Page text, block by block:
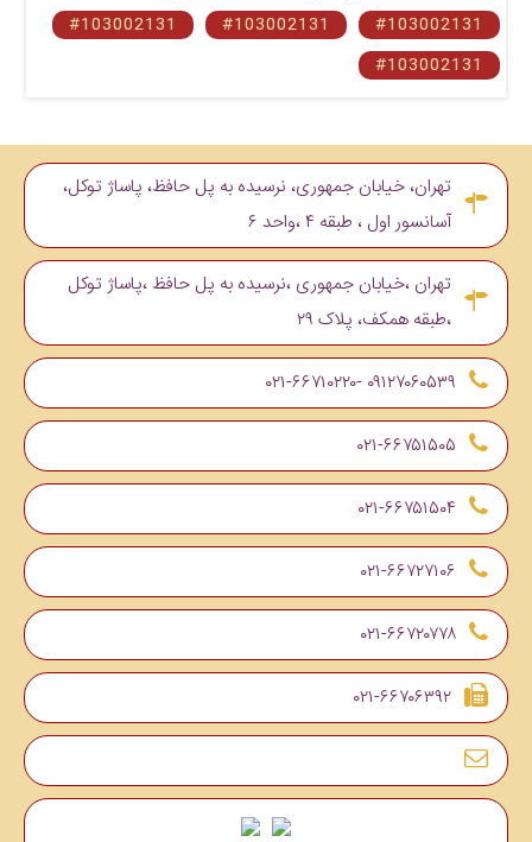
#103002131
#103002131
#103002131
#103002131
تهران، خیابان جمهوری، نرسیده به پل حافظ، پاساژ توکل،
آسانسور اول ، طبقه ۴ ،واحد ۶
تهران ،خیابان جمهوری ،نرسیده به پل حافظ ،پاساژ توکل
،طبقه همکف، پلاک ۲۹
۰۹۱۲۷۰۶۰۵۳۹ -۰۲۱-۶۶۷۱۰۲۲۰
۰۲۱-۶۶۷۵۱۵۰۵
۰۲۱-۶۶۷۵۱۵۰۴
۰۲۱-۶۶۷۲۷۱۰۶
۰۲۱-۶۶۷۲۰۷۷۸
۰۲۱-۶۶۷۰۶۳۹۲